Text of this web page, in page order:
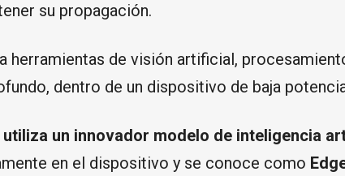
su propagación.
herramientas de visión artificial,
dentro de un dispositivo de baja
un innovador modelo de inteligencia
en el dispositivo y se conoce como